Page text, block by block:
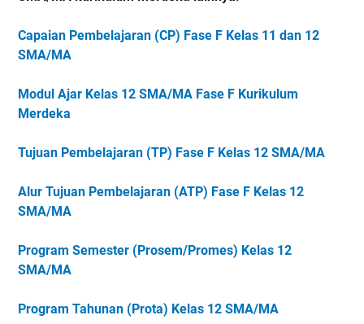
Capaian Pembelajaran (CP) Fase F Kelas 11 dan 12
SMA/MA
Modul Ajar Kelas 12 SMA/MA Fase F Kurikulum
Merdeka
Tujuan Pembelajaran (TP) Fase F Kelas 12 SMA/MA
Alur Tujuan Pembelajaran (ATP) Fase F Kelas 12
SMA/MA
Program Semester (Prosem/Promes) Kelas 12
SMA/MA
Program Tahunan (Prota) Kelas 12 SMA/MA